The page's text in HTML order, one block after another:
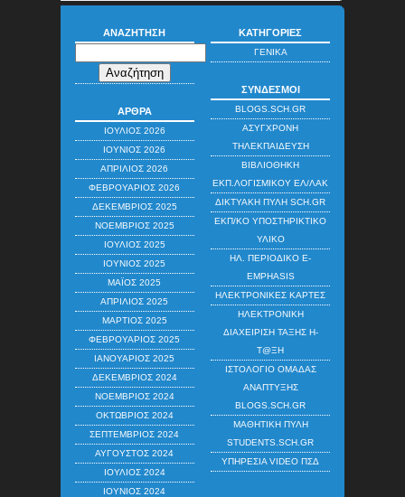
ΑΝΑΖΉΤΗΣΗ
ΆΡΘΡΑ
ΙΟΎΛΙΟΣ 2026
ΙΟΎΝΙΟΣ 2026
ΑΠΡΊΛΙΟΣ 2026
ΦΕΒΡΟΥΆΡΙΟΣ 2026
ΔΕΚΈΜΒΡΙΟΣ 2025
ΝΟΈΜΒΡΙΟΣ 2025
ΙΟΎΛΙΟΣ 2025
ΙΟΎΝΙΟΣ 2025
ΜΆΙΟΣ 2025
ΑΠΡΊΛΙΟΣ 2025
ΜΆΡΤΙΟΣ 2025
ΦΕΒΡΟΥΆΡΙΟΣ 2025
ΙΑΝΟΥΆΡΙΟΣ 2025
ΔΕΚΈΜΒΡΙΟΣ 2024
ΝΟΈΜΒΡΙΟΣ 2024
ΟΚΤΏΒΡΙΟΣ 2024
ΣΕΠΤΈΜΒΡΙΟΣ 2024
ΑΎΓΟΥΣΤΟΣ 2024
ΙΟΎΛΙΟΣ 2024
ΙΟΎΝΙΟΣ 2024
ΚΑΤΗΓΟΡΊΕΣ
ΓΕΝΙΚΆ
ΣΎΝΔΕΣΜΟΙ
BLOGS.SCH.GR
ΑΣΎΓΧΡΟΝΗ
ΤΗΛΕΚΠΑΊΔΕΥΣΗ
ΒΙΒΛΙΟΘΉΚΗ
ΕΚΠ.ΛΟΓΙΣΜΙΚΟΎ ΕΛ/ΛΑΚ
ΔΙΚΤΥΑΚΉ ΠΎΛΗ SCH.GR
ΕΚΠ/ΚΌ ΥΠΟΣΤΗΡΙΚΤΙΚΌ
ΥΛΙΚΌ
ΗΛ. ΠΕΡΙΟΔΙΚΌ E-
EMPHASIS
ΗΛΕΚΤΡΟΝΙΚΈΣ ΚΆΡΤΕΣ
ΗΛΕΚΤΡΟΝΙΚΉ
ΔΙΑΧΕΊΡΙΣΗ ΤΆΞΗΣ Η-
Τ@ΞΗ
ΙΣΤΟΛΌΓΙΟ ΟΜΆΔΑΣ
ΑΝΆΠΤΥΞΗΣ
BLOGS.SCH.GR
ΜΑΘΗΤΙΚΉ ΠΎΛΗ
STUDENTS.SCH.GR
ΥΠΗΡΕΣΊΑ VIDEO ΠΣΔ